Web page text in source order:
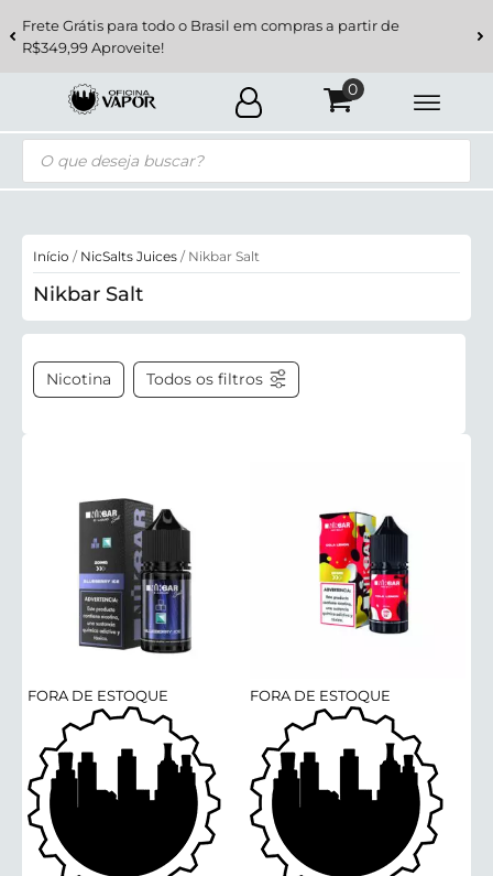
Frete Grátis para todo o Brasil em compras a partir de
R$349,99 Aproveite!
Pesquisar
produtos
Início / NicSalts Juices / Nikbar Salt
Nikbar Salt
Nicotina Todos os filtros
FORA DE ESTOQUE FORA DE ESTOQUE